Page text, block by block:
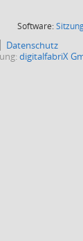
Software:
Datenschutz
digitalfabriX